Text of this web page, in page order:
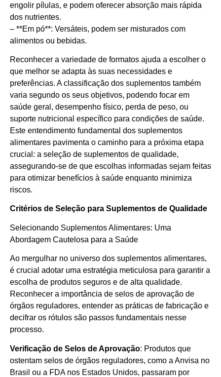
engolir pílulas, e podem oferecer absorção mais rápida
dos nutrientes.
– **Em pó**: Versáteis, podem ser misturados com
alimentos ou bebidas.
Reconhecer a variedade de formatos ajuda a escolher o
que melhor se adapta às suas necessidades e
preferências. A classificação dos suplementos também
varia segundo os seus objetivos, podendo focar em
saúde geral, desempenho físico, perda de peso, ou
suporte nutricional específico para condições de saúde.
Este entendimento fundamental dos suplementos
alimentares pavimenta o caminho para a próxima etapa
crucial: a seleção de suplementos de qualidade,
assegurando-se de que escolhas informadas sejam feitas
para otimizar benefícios à saúde enquanto minimiza
riscos.
Critérios de Seleção para Suplementos de Qualidade
Selecionando Suplementos Alimentares: Uma
Abordagem Cautelosa para a Saúde
Ao mergulhar no universo dos suplementos alimentares,
é crucial adotar uma estratégia meticulosa para garantir a
escolha de produtos seguros e de alta qualidade.
Reconhecer a importância de selos de aprovação de
órgãos reguladores, entender as práticas de fabricação e
decifrar os rótulos são passos fundamentais nesse
processo.
Verificação de Selos de Aprovação: Produtos que
ostentam selos de órgãos reguladores, como a Anvisa no
Brasil ou a FDA nos Estados Unidos, passaram por